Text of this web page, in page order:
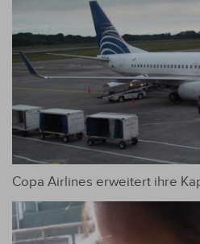
Copa Airlines erweitert ihre